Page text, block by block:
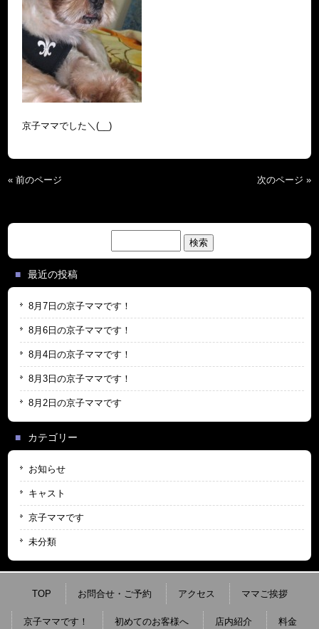
京子ママでした＼(__)
« 前のページ 次のページ »
索:
最近の投稿
8月7日の京子ママです！
8月6日の京子ママです！
8月4日の京子ママです！
8月3日の京子ママです！
8月2日の京子ママです
カテゴリー
お知らせ
キャスト
京子ママです
未分類
TOP お問合せ・ご予約 アクセス ママご挨拶
京子ママです！ 初めてのお客様へ 店内紹介 料金